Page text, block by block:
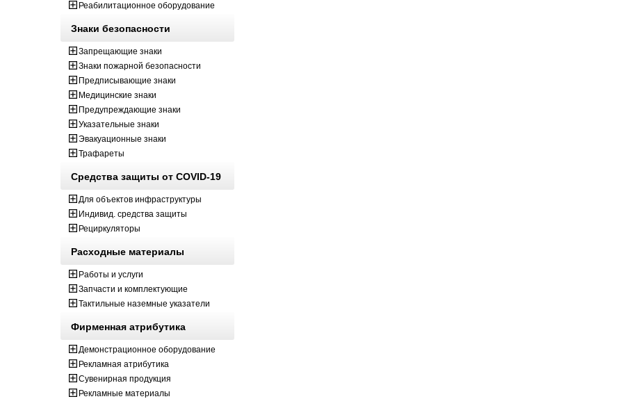
Реабилитационное оборудование
Знаки безопасности
Запрещающие знаки
Знаки пожарной безопасности
Предписывающие знаки
Медицинские знаки
Предупреждающие знаки
Указательные знаки
Эвакуационные знаки
Трафареты
Средства защиты от COVID-19
Для объектов инфраструктуры
Индивид. средства защиты
Рециркуляторы
Расходные материалы
Работы и услуги
Запчасти и комплектующие
Тактильные наземные указатели
Фирменная атрибутика
Демонстрационное оборудование
Рекламная атрибутика
Сувенирная продукция
Рекламные материалы